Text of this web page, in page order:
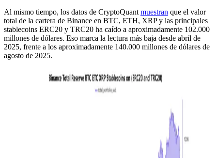
Al mismo tiempo, los datos de CryptoQuant muestran que el valor
total de la cartera de Binance en BTC, ETH, XRP y las principales
stablecoins ERC20 y TRC20 ha caído a aproximadamente 102.000
millones de dólares. Eso marca la lectura más baja desde abril de
2025, frente a los aproximadamente 140.000 millones de dólares de
agosto de 2025.